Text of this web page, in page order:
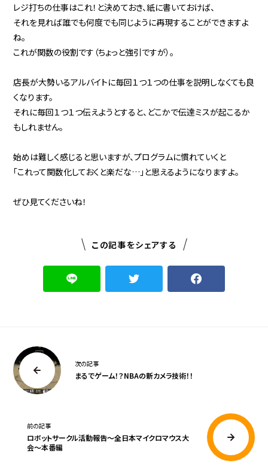
レジ打ちの仕事はこれ！と決めておき、紙に書いておけば、
それを見れば誰でも何度でも同じように再現することができますよ
ね。
これが関数の役割です（ちょっと強引ですが）。
店長が大勢いるアルバイトに毎回１つ１つの仕事を説明しなくても良
くなります。
それに毎回１つ１つ伝えようとすると、どこかで伝達ミスが起こるか
もしれません。
始めは難しく感じると思いますが、プログラムに慣れていくと
「これって関数化しておくと楽だな…」と思えるようになりますよ。
ぜひ見てくださいね！
この記事をシェアする
次の記事
まるでゲーム！？NBAの新カメラ技術！！
前の記事
ロボットサークル活動報告～全日本マイクロマウス大
会～本番編